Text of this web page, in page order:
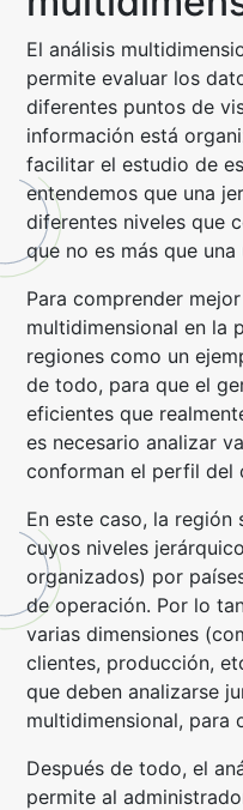
El análisis
permite evaluar los
diferentes puntos de
información está
facilitar el estudio de
entendemos que una
diferentes niveles que
que no es más que
Para comprender
multidimensional en la
regiones como un
de todo, para que el
eficientes que
es necesario analizar
conforman el perfil del
En este caso, la región
cuyos niveles
organizados) por
de operación. Por lo
varias dimensiones
clientes, producción,
que deben analizarse
multidimensional, para
Después de todo, el
permite al